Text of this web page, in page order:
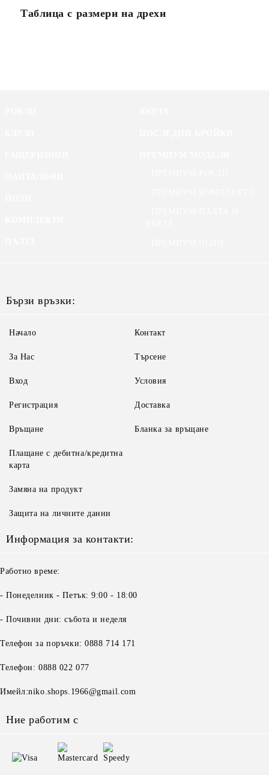
Таблица с размери на дрехи
Бързи връзки:
Начало
За Нас
Вход
Регистрация
Контакт
Търсене
Условия
Доставка
Връщане
Плащане с дебитна/кредитна
карта
Замяна на продукт
Защита на личните данни
Бланка за връщане
Информация за контакти:
Работно време:
- Понеделник - Петък: 9:00 - 18:00
- Почивни дни: събота и неделя
Телефон за поръчки: 0888 714 171
Телефон: 0888 022 077
Имейл:niko.shops.1966@gmail.com
Ние работим с